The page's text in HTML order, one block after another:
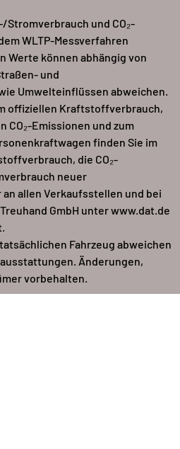
und CO₂-
WLTP-Messverfahren
Werte können abhängig von
und
Umwelteinflüssen abweichen.
offiziellen Kraftstoffverbrauch,
CO₂-Emissionen und zum
finden Sie im
die CO₂-
neuer
allen Verkaufsstellen und bei
GmbH unter www.dat.de
Fahrzeug abweichen
Änderungen,
vorbehalten.